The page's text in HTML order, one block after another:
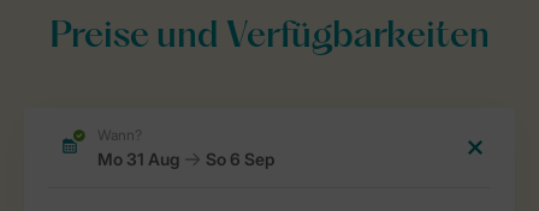
Preise und Verfügbarkeiten